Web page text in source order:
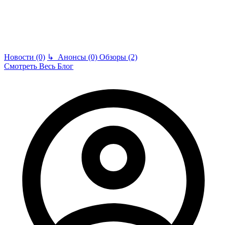
Новости (0) ↳ Анонсы (0) Обзоры (2)
Смотреть Весь Блог